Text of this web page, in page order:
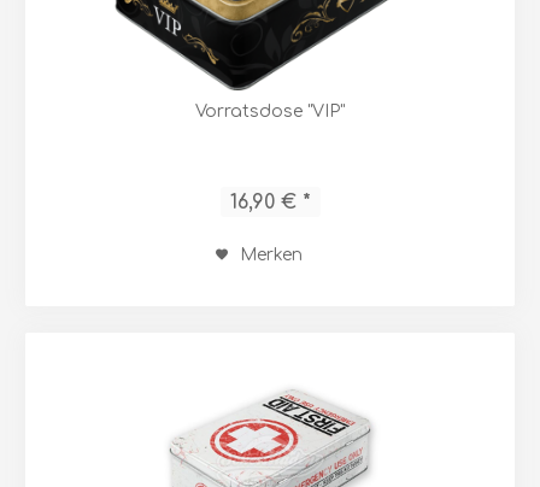
Vorratsdose "VIP"
16,90 € *
Merken